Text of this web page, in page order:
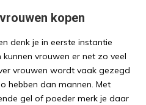
kopen
denk je in eerste instantie
vrouwen er net zo veel
vrouwen wordt vaak gezegd
hebben dan mannen. Met
gel of poeder merk je daar